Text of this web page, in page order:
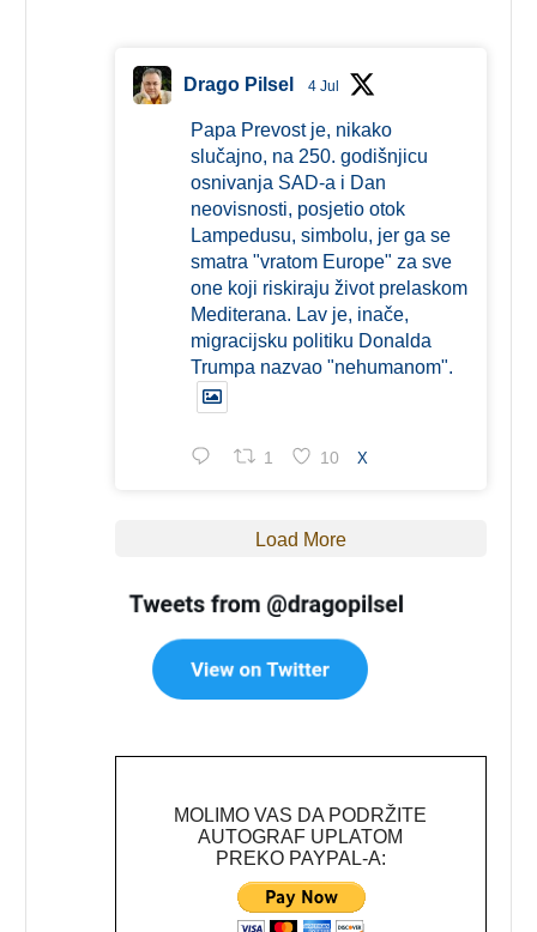
Drago Pilsel 4 Jul
Papa Prevost je, nikako
slučajno, na 250. godišnjicu
osnivanja SAD-a i Dan
neovisnosti, posjetio otok
Lampedusu, simbolu, jer ga se
smatra "vratom Europe" za sve
one koji riskiraju život prelaskom
Mediterana. Lav je, inače,
migracijsku politiku Donalda
Trumpa nazvao "nehumanom".
1 10 X
Load More
MOLIMO VAS DA PODRŽITE
AUTOGRAF UPLATOM
PREKO PAYPAL-A: